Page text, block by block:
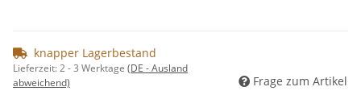
knapper Lagerbestand
Lieferzeit:2 - 3 Werktage (DE - Ausland
abweichend)
Frage zum Artikel